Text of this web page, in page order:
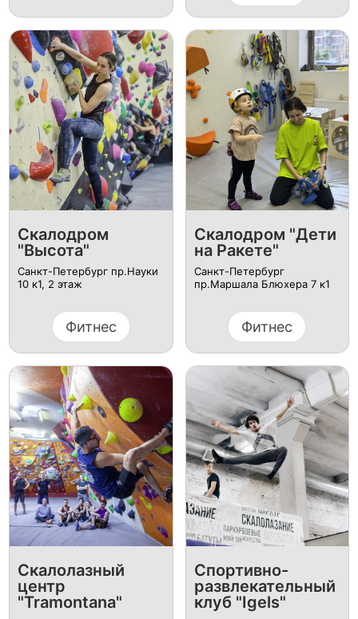
Скалодром
"Высота"
Санкт-Петербург пр.Науки
10 к1, ​2 этаж
Фитнес
Скалодром "Дети
на Ракете"
Санкт-Петербург
пр.Маршала Блюхера 7 к1
Фитнес
​Скалолазный
центр
"Tramontana"
Спортивно-
развлекательный
клуб "Igels"